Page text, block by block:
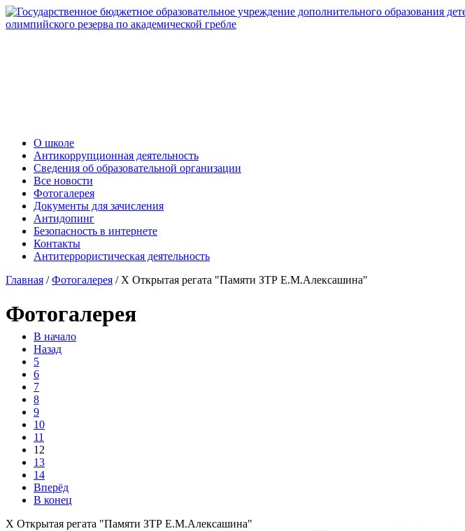
О школе
Антикоррупционная деятельность
Сведения об образовательной организации
Все новости
Фотогалерея
Документы для зачисления
Антидопинг
Безопасность в интернете
Контакты
Антитеррористическая деятельность
Главная /Фотогалерея / X Открытая регата "Памяти ЗТР Е.М.Алексашина"
Фотогалерея
В начало
Назад
5
6
7
8
9
10
11
12
13
14
Вперёд
В конец
X Открытая регата "Памяти ЗТР Е.М.Алексашина"